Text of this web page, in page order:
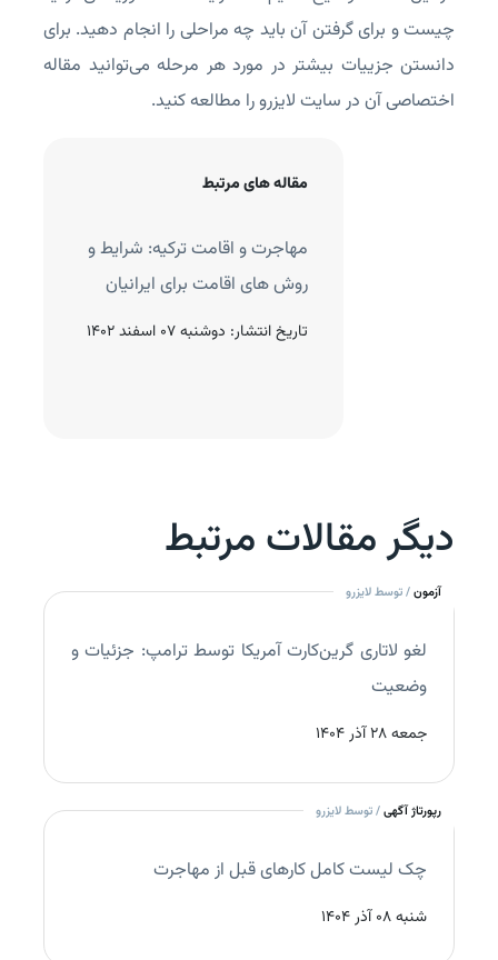
مقاله های مرتبط
مهاجرت و اقامت ترکیه: شرایط و
روش های اقامت برای ایرانیان
تاریخ انتشار: دوشنبه 07 اسفند 1402
چیست و برای گرفتن آن باید چه مراحلی را انجام دهید. برای
دانستن جزییات بیشتر در مورد هر مرحله می‌توانید مقاله
اختصاصی آن در سایت لایزرو را مطالعه کنید.
دیگر مقالات مرتبط
آزمون/ توسط لایزرو
لغو لاتاری گرین‌کارت آمریکا توسط ترامپ: جزئیات و
وضعیت
جمعه 28 آذر 1404
رپورتاژ آگهی/ توسط لایزرو
چک‌ لیست کامل کارهای قبل از مهاجرت
شنبه 08 آذر 1404